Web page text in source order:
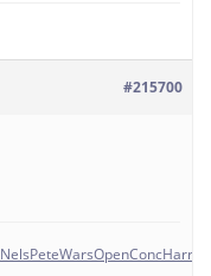
#215700
NelsPeteWarsOpenConcHarr